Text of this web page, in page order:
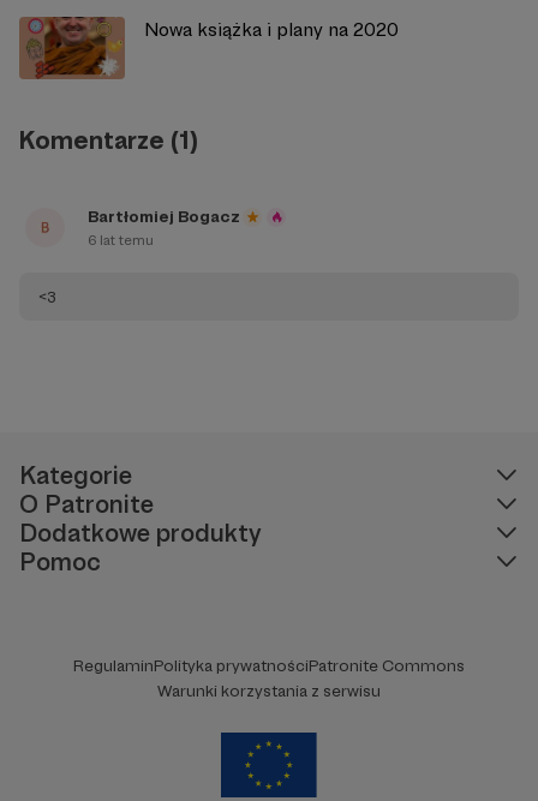
Nowa książka i plany na 2020
Komentarze (1)
Bartłomiej Bogacz
6 lat temu
<3
Kategorie
O Patronite
Dodatkowe produkty
Pomoc
RegulaminPolityka prywatnościPatronite Commons
Warunki korzystania z serwisu